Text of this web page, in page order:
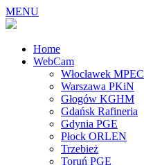
MENU
Home
WebCam
Włocławek MPEC
Warszawa PKiN
Głogów KGHM
Gdańsk Rafineria
Gdynia PGE
Płock ORLEN
Trzebież
Toruń PGE